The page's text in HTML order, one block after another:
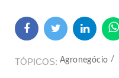
TÓPICOS Agronegócio